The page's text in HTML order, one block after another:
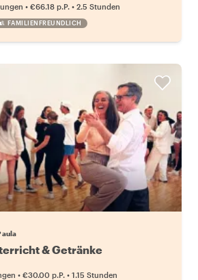
• €66.18 p.P. • 2.5 Stunden
FAMILIENFREUNDLICH
& Getränke
• €30.00 p.P. • 1.15 Stunden